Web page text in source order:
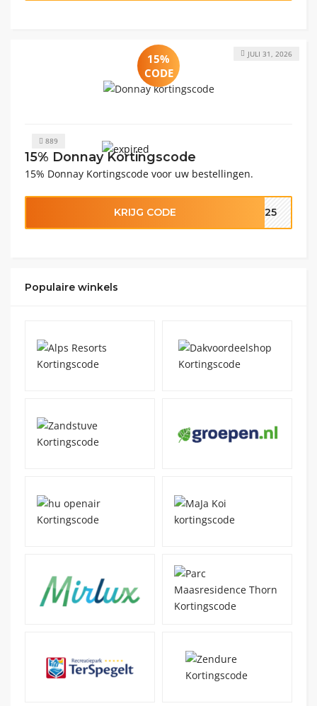
15%
CODE
889
15% Donnay Kortingscode
15% Donnay Kortingscode voor uw bestellingen.
JULI 31, 2026
KRIJG CODE 2025
Populaire winkels